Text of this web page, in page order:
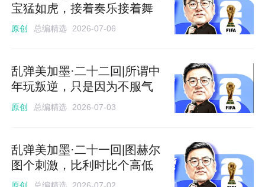
宝猛如虎，接着奏乐接着舞
原创 总编精选 2026-07-06
乱弹美加墨·二十二回|所谓中
年玩叛逆，只是因为不服气
原创 总编精选 2026-07-03
乱弹美加墨·二十一回|图赫尔
图个刺激，比利时比个高低